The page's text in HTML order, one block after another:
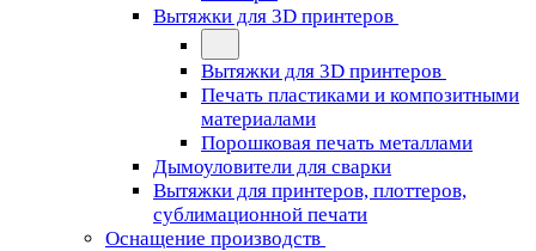
Вытяжки для 3D принтеров
Вытяжки для 3D принтеров
Печать пластиками и композитными
материалами
Порошковая печать металлами
Дымоуловители для сварки
Вытяжки для принтеров, плоттеров,
сублимационной печати
Оснащение производств